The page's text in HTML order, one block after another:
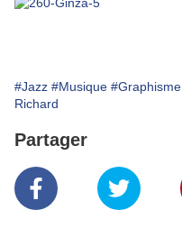
#Jazz #Musique #Graphisme
Richard
Partager